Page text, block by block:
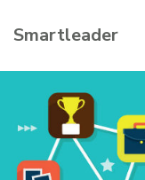
Smartleader